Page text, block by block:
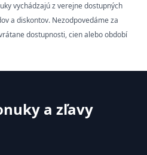
vychádzajú z verejne dostupných
a diskontov. Nezodpovedáme za
dostupnosti, cien alebo období
a zľavy